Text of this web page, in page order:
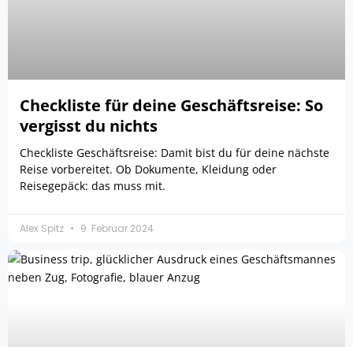
Checkliste für deine Geschäftsreise: So
vergisst du nichts
Checkliste Geschäftsreise: Damit bist du für deine nächste
Reise vorbereitet. Ob Dokumente, Kleidung oder
Reisegepäck: das muss mit.
Alex Spitz 9. Februar 2024